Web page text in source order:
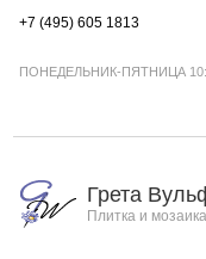
+7 (495) 605 1813
ПОНЕДЕЛЬНИК-ПЯТНИЦА
Грета
Плитка и